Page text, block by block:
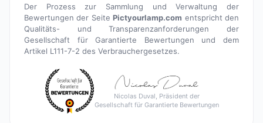
Der Prozess zur Sammlung und Verwaltung der
Bewertungen der SeitePictyourlamp.com entspricht den
Qualitäts- und Transparenzanforderungen der
Gesellschaft für Garantierte Bewertungen und dem
Artikel L111-7-2 des Verbrauchergesetzes.
Nicolas Duval, Präsident der
Gesellschaft für Garantierte Bewertungen